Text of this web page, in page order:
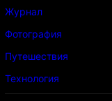
Журнал
Фотография
Путешествия
Технология